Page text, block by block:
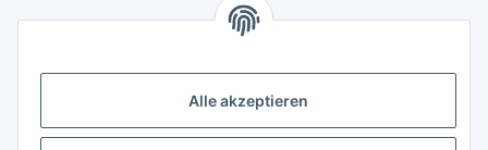
Alle akzeptieren
Gesetzliche Informationen